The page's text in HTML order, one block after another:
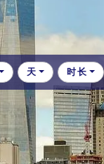
天 时长